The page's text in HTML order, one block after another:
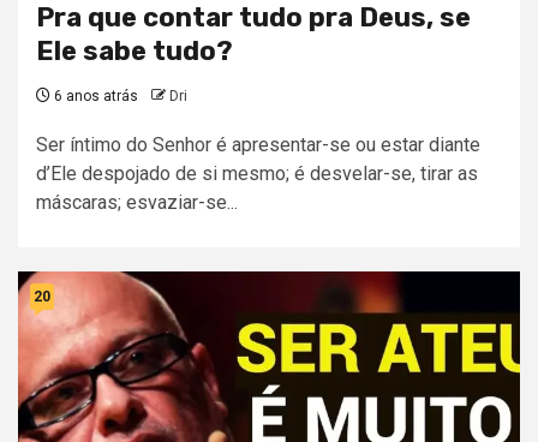
Pra que contar tudo pra Deus, se
Ele sabe tudo?
6 anos atrás Dri
Ser íntimo do Senhor é apresentar-se ou estar diante
d’Ele despojado de si mesmo; é desvelar-se, tirar as
máscaras; esvaziar-se...
20